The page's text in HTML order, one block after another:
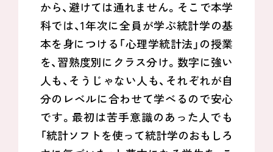
から、避けては通れません。そこで本学
科では、1年次に全員が学ぶ統計学の基
本を身につける「心理学統計法」の授業
を、習熟度別にクラス分け。数字に強い
人も、そうじゃない人も、それぞれが自
分のレベルに合わせて学べるので安心
です。最初は苦手意識のあった人でも
「統計ソフトを使って統計学のおもしろ